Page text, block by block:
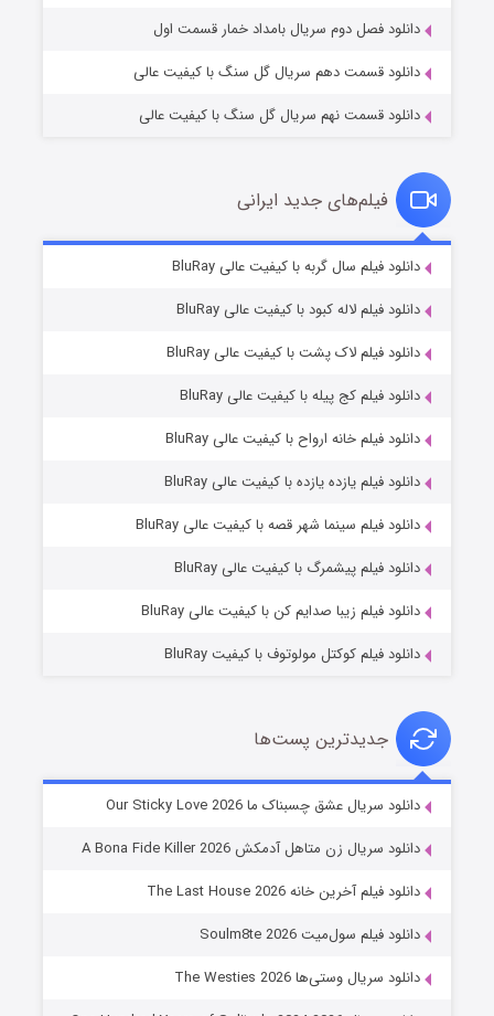
قسمت۶ (زیرنویس) منتشر شد
شوهر
دانلود فصل دوم سریال بامداد خمار قسمت اول
دانلود قسمت دهم سریال گل سنگ با کیفیت عالی
دانلود قسمت نهم سریال گل سنگ با کیفیت عالی
فیلم‌های جدید ایرانی
دانلود فیلم سال گربه با کیفیت عالی BluRay
دانلود فیلم لاله کبود با کیفیت عالی BluRay
دانلود فیلم لاک پشت با کیفیت عالی BluRay
دانلود فیلم کج‌ پیله با کیفیت عالی BluRay
دانلود فیلم خانه ارواح با کیفیت عالی BluRay
دانلود فیلم یازده یازده با کیفیت عالی BluRay
دانلود فیلم سینما شهر قصه با کیفیت عالی BluRay
دانلود فیلم پیشمرگ با کیفیت عالی BluRay
دانلود فیلم زیبا صدایم کن با کیفیت عالی BluRay
دانلود فیلم کوکتل مولوتوف با کیفیت BluRay
جدیدترین پست‌ها
دانلود سریال عشق چسبناک ما Our Sticky Love 2026
دانلود سریال زن متاهل آدمکش A Bona Fide Killer 2026
دانلود فیلم آخرین خانه The Last House 2026
دانلود فیلم سول‌میت Soulm8te 2026
دانلود سریال وستی‌ها The Westies 2026